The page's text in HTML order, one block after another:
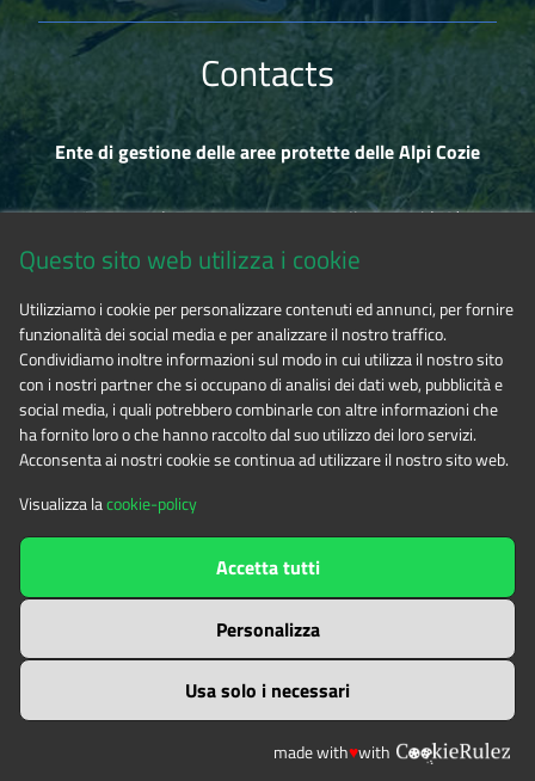
Contacts
Ente di gestione delle aree protette delle Alpi Cozie
Via Fransuà Fontan, 1 - 10050 Salbertrand (TO)
Phone 0122.854720
E-mailalpicozie@cert.ruparpiemonte.it
The contents of this websitebyEnte di gestione delle aree
protette delle Alpi Cozieis licensed under
Attribution-NonCommercial-NoDerivatives 4.0 International
Questo sito web utilizza i cookie
Utilizziamo i cookie per personalizzare contenuti ed annunci, per fornire
funzionalità dei social media e per analizzare il nostro traffico.
Condividiamo inoltre informazioni sul modo in cui utilizza il nostro sito
con i nostri partner che si occupano di analisi dei dati web, pubblicità e
social media, i quali potrebbero combinarle con altre informazioni che
ha fornito loro o che hanno raccolto dal suo utilizzo dei loro servizi.
Acconsenta ai nostri cookie se continua ad utilizzare il nostro sito web.
Visualizza lacookie-policy
Usa solo i necessari
Personalizza
Accetta tutti
made with♥with